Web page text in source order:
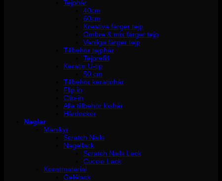
Tejphår
40cm
60cm
Kreativa färger tejp
Ombre & mix färger tejp
Vanliga färger tejp
Tillbehör tejphår
Tejprefill
Keratin U-tip
50 cm
Tillbehör keratinhår
Flip in
Clip-in
Alla tillbehör löshår
Hårdockor
Naglar
Manikyr
Scratch Nails
Nagellack
Scratch Nails Lack
Cuccio Lack
Konstmaterial
Gelélack